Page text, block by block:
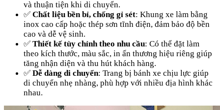
và thuận tiện khi di chuyển.
✅ Chất liệu bền bỉ, chống gỉ sét: Khung xe làm bằng
inox cao cấp hoặc thép sơn tĩnh điện, đảm bảo độ bền
cao và dễ vệ sinh.
✅ Thiết kế tùy chỉnh theo nhu cầu: Có thể đặt làm
theo kích thước, màu sắc, in ấn thương hiệu riêng giúp
tăng nhận diện và thu hút khách hàng.
✅ Dễ dàng di chuyển: Trang bị bánh xe chịu lực giúp
di chuyển nhẹ nhàng, phù hợp với nhiều địa hình khác
nhau.